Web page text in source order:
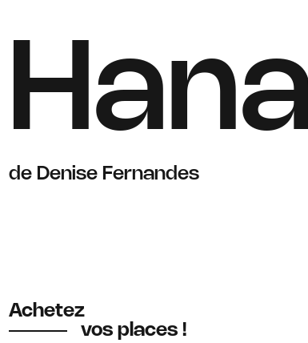
de Denise Fernandes
Achetez
vos places !